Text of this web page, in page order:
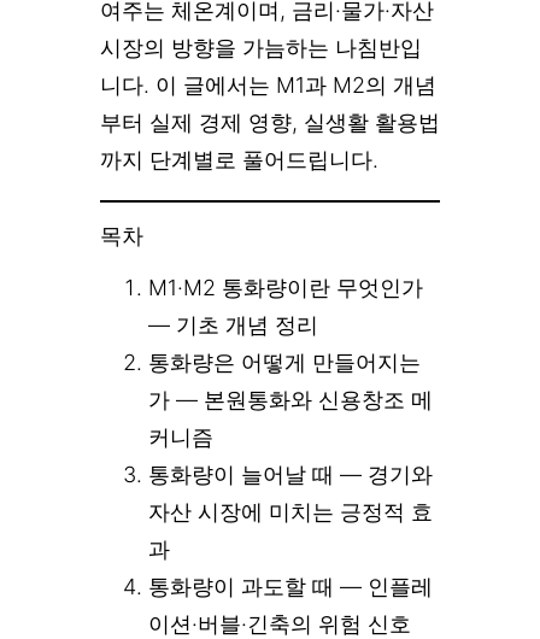
여주는 체온계이며, 금리·물가·자산
시장의 방향을 가늠하는 나침반입
니다. 이 글에서는 M1과 M2의 개념
부터 실제 경제 영향, 실생활 활용법
까지 단계별로 풀어드립니다.
목차
M1·M2 통화량이란 무엇인가
— 기초 개념 정리
통화량은 어떻게 만들어지는
가 — 본원통화와 신용창조 메
커니즘
통화량이 늘어날 때 — 경기와
자산 시장에 미치는 긍정적 효
과
통화량이 과도할 때 — 인플레
이션·버블·긴축의 위험 신호